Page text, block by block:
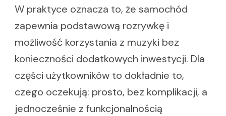
W praktyce oznacza to, że samochód
zapewnia podstawową rozrywkę i
możliwość korzystania z muzyki bez
konieczności dodatkowych inwestycji. Dla
części użytkowników to dokładnie to,
czego oczekują: prosto, bez komplikacji, a
jednocześnie z funkcjonalnością